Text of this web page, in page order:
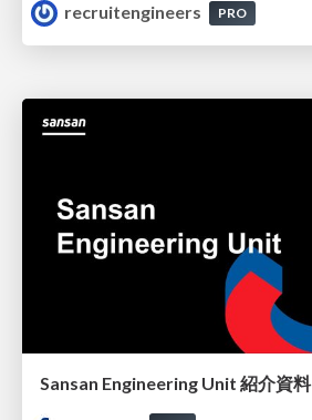
recruitengineers
PRO
Sansan Engineering Unit 紹介資料